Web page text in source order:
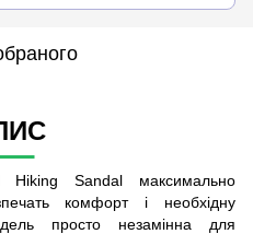
Hiking Sandal максимально
комфорт і необхідну
просто незамінна для